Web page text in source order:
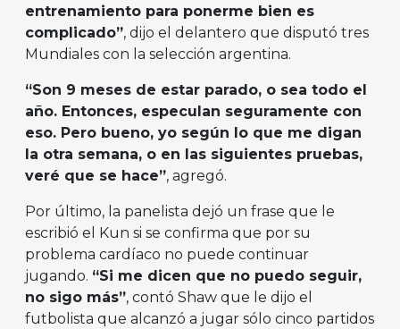
entrenamiento para ponerme bien es
complicado”, dijo el delantero que disputó tres
Mundiales con la selección argentina.
“Son 9 meses de estar parado, o sea todo el
año. Entonces, especulan seguramente con
eso. Pero bueno, yo según lo que me digan
la otra semana, o en las siguientes pruebas,
veré que se hace”, agregó.
Por último, la panelista dejó un frase que le
escribió el Kun si se confirma que por su
problema cardíaco no puede continuar
jugando. “Si me dicen que no puedo seguir,
no sigo más”, contó Shaw que le dijo el
futbolista que alcanzó a jugar sólo cinco partidos